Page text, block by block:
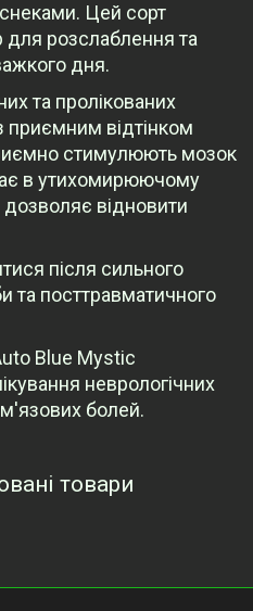
Цей сорт
для розслаблення та
дня.
та пролікованих
приємним відтінком
стимулюють мозок
в утихомирюючому
дозволяє відновити
після сильного
та посттравматичного
Blue Mystic
неврологічних
м'язових болей.
товари